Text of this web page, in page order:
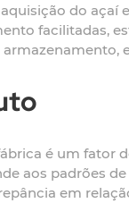
do
facilitadas,
é um fator
aos padrões
em